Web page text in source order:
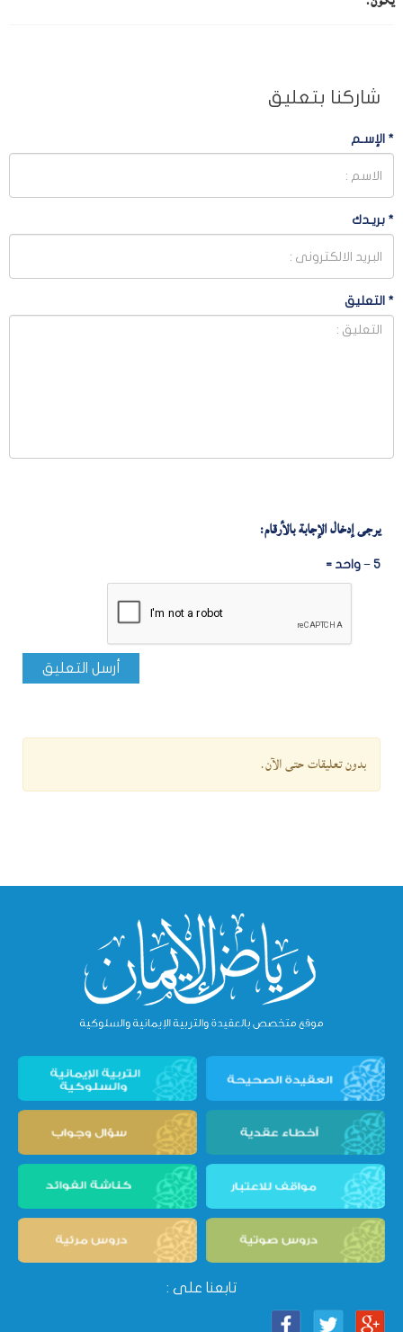
شاركنا بتعليق
* الإسـم
* بريـدك
* التعليق
يرجى إدخال الإجابة بالأرقام:
5 − واحد =
أرسل التعليق
بدون تعليقات حتى الآن.
تابعنا على :